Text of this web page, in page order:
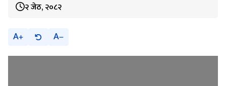
२ जेठ, २०८२
A A